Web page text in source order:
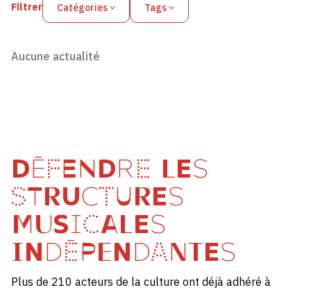
Filtrer Catégories Tags
Aucune actualité
DÉFENDRE LES
STRUCTURES
MUSICALES
INDÉPENDANTES
Plus de 210 acteurs de la culture ont déjà adhéré à